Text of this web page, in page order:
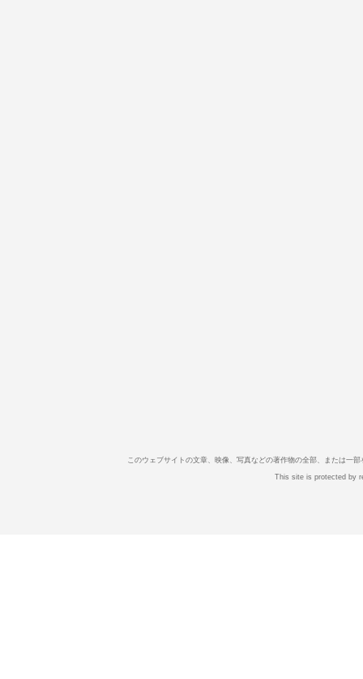
このウェブサイトの文章、映像、写真などの著作物の全部、または一
This site is protected by